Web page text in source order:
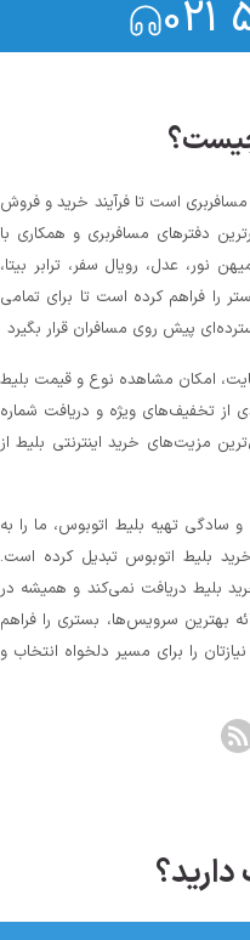
021
مسافربری است تا فرآیند خرید و فروش
دفترهای مسافربری و همکاری با
نور، عدل، رویال سفر، ترابر بیتا،
را فراهم کرده است تا برای تمامی
پیش روی مسافران قرار بگیرد
امکان مشاهده نوع و قیمت بلیط
از تخفیف‌های ویژه و دریافت شماره‌
مزیت‌های خرید اینترنتی بلیط از
در کنار پشتیبانی‌ ۲۴ ساعته و سادگی تهیه بلیط اتوبوس، ما را به
بلیط اتوبوس تبدیل کرده است.
قبال خرید بلیط دریافت نمی‌کند و همیشه در
بهترین سرویس‌ها، بستری را فراهم
را برای مسیر دلخواه انتخاب و